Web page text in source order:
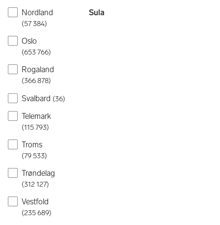
Nordland
(57 384)
Oslo
(653 766)
Rogaland
(366 878)
Svalbard (36)
Telemark
(115 793)
Troms
(79 533)
Trøndelag
(312 127)
Vestfold
(235 689)
Sula